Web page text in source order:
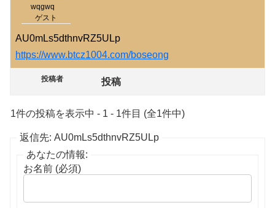
wqgwq
ゲスト
AU0mLs5dthnvRZ5ULp
https://www.btcz1004.com/boseong
投稿者 投稿
1件の投稿を表示中 - 1 - 1件目 (全1件中)
返信先: AU0mLs5dthnvRZ5ULp
あなたの情報:
お名前 (必須)